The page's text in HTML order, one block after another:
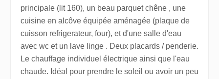
principale (lit 160), un beau parquet chêne , une
cuisine en alcôve équipée aménagée (plaque de
cuisson refrigerateur, four), et d'une salle d'eau
avec wc et un lave linge . Deux placards / penderie.
Le chauffage individuel électrique ainsi que l'eau
chaude. Idéal pour prendre le soleil ou avoir un peu